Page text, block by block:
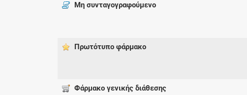
Μη συνταγογραφούμενο
Πρωτότυπο φάρμακo
Φάρμακο γενικής διάθεσης